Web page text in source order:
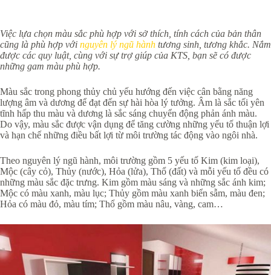
Việc lựa chọn màu sắc phù hợp với sở thích, tính cách của bản thân
cũng là phù hợp với nguyên lý ngũ hành tương sinh, tương khắc. Nắm
được các quy luật, cùng với sự trợ giúp của KTS, bạn sẽ có được
những gam màu phù hợp.
Màu sắc trong phong thủy chủ yếu hướng đến việc cân bằng năng
lượng âm và dương để đạt đến sự hài hòa lý tưởng. Âm là sắc tối yên
tĩnh hấp thu màu và dương là sắc sáng chuyển động phản ánh màu.
Do vậy, màu sắc được vận dụng để tăng cường những yếu tố thuận lợi
và hạn chế những điều bất lợi từ môi trường tác động vào ngôi nhà.
Theo nguyên lý ngũ hành, môi trường gồm 5 yếu tố Kim (kim loại),
Mộc (cây cỏ), Thủy (nước), Hỏa (lửa), Thổ (đất) và mỗi yếu tố đều có
những màu sắc đặc trưng. Kim gồm màu sáng và những sắc ánh kim;
Mộc có màu xanh, màu lục; Thủy gồm màu xanh biển sẫm, màu đen;
Hỏa có màu đỏ, màu tím; Thổ gồm màu nâu, vàng, cam…